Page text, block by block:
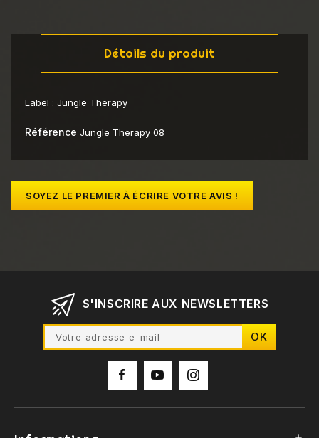
Détails du produit
Label : Jungle Therapy
Référence Jungle Therapy 08
SOYEZ LE PREMIER À ÉCRIRE VOTRE AVIS !
S'INSCRIRE AUX NEWSLETTERS